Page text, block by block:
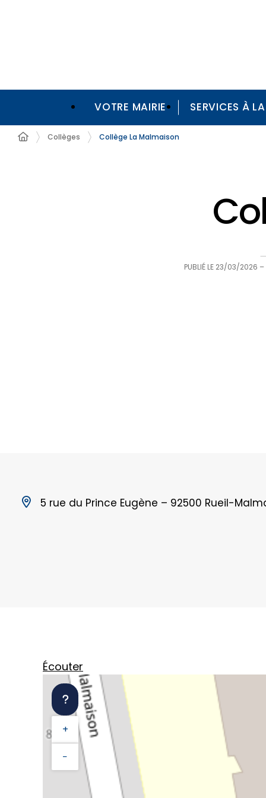
VOTRE MAIRIE SERVICES À
Collèges Collège La Malmaison
PUBLIÉ LE 23/03/2026 –
5 rue du Prince Eugène – 92500 Rueil-
Écouter
+
−